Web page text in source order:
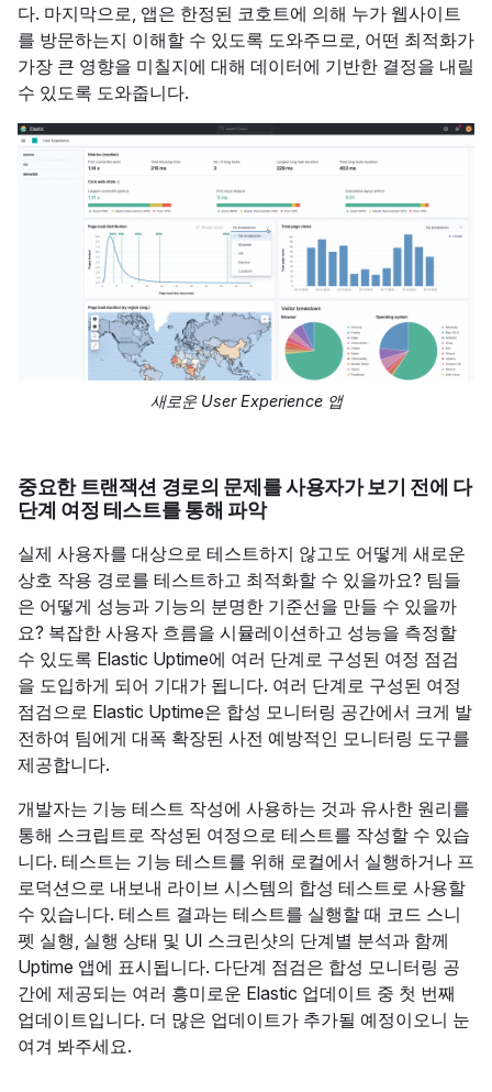
다. 마지막으로, 앱은 한정된 코호트에 의해 누가 웹사이트
를 방문하는지 이해할 수 있도록 도와주므로, 어떤 최적화가
가장 큰 영향을 미칠지에 대해 데이터에 기반한 결정을 내릴
수 있도록 도와줍니다.
새로운 User Experience 앱
중요한 트랜잭션 경로의 문제를 사용자가 보기 전에 다
단계 여정 테스트를 통해 파악
실제 사용자를 대상으로 테스트하지 않고도 어떻게 새로운
상호 작용 경로를 테스트하고 최적화할 수 있을까요? 팀들
은 어떻게 성능과 기능의 분명한 기준선을 만들 수 있을까
요? 복잡한 사용자 흐름을 시뮬레이션하고 성능을 측정할
수 있도록 Elastic Uptime에 여러 단계로 구성된 여정 점검
을 도입하게 되어 기대가 됩니다. 여러 단계로 구성된 여정
점검으로 Elastic Uptime은 합성 모니터링 공간에서 크게 발
전하여 팀에게 대폭 확장된 사전 예방적인 모니터링 도구를
제공합니다.
개발자는 기능 테스트 작성에 사용하는 것과 유사한 원리를
통해 스크립트로 작성된 여정으로 테스트를 작성할 수 있습
니다. 테스트는 기능 테스트를 위해 로컬에서 실행하거나 프
로덕션으로 내보내 라이브 시스템의 합성 테스트로 사용할
수 있습니다. 테스트 결과는 테스트를 실행할 때 코드 스니
펫 실행, 실행 상태 및 UI 스크린샷의 단계별 분석과 함께
Uptime 앱에 표시됩니다. 다단계 점검은 합성 모니터링 공
간에 제공되는 여러 흥미로운 Elastic 업데이트 중 첫 번째
업데이트입니다. 더 많은 업데이트가 추가될 예정이오니 눈
여겨 봐주세요.